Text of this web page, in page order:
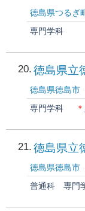
徳島県つるぎ
専門学科
20 徳島県立
徳島県徳島市
専門学科
＊
21 徳島県立
徳島県徳島市
普通科
専門